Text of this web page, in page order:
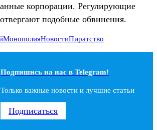
корпорации. Регулирующие
подобные обвинения.
МонополияНовостиПиратство
Подпишись на наc в Telegram!
Только важные новости и лучшие статьи
Подписаться